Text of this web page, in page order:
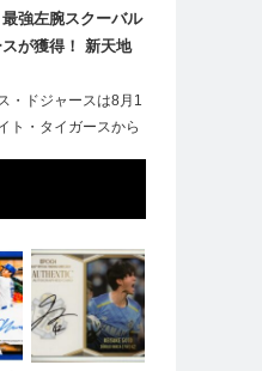
最強左腕スクーバル
が獲得！ 新天地
は「Go Blue !」
り！
・ドジャースは8月1
ト・タイガースから